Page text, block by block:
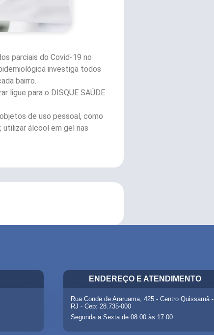
parciais do Covid-19 no
investiga todos
bairro.
ligue para o DISQUE SAÚDE
de uso pessoal, como
álcool em gel nas
ENDEREÇO E ATENDIMENTO
Rua Conde de Araruama, 425 - Centro Quissamã -
RJ - Cep: 28.735-000
Segunda a Sexta de 08:00 às 17:00